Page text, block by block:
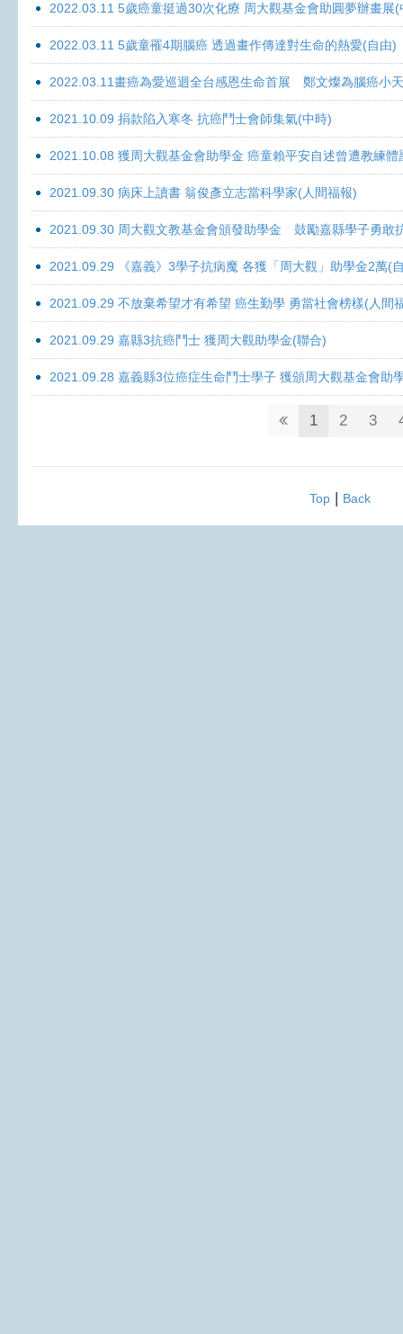
2022.03.11 5歲癌童挺過30次化療 周大觀基金會助圓夢辦畫展
2022.03.11 5歲童罹4期腦癌 透過畫作傳達對生命的熱愛(自由)
2022.03.11畫癌為愛巡迴全台感恩生命首展 鄭文燦為腦癌小
2021.10.09 捐款陷入寒冬 抗癌鬥士會師集氣(中時)
2021.10.08 獲周大觀基金會助學金 癌童賴平安自述曾遭教練體
2021.09.30 病床上讀書 翁俊彥立志當科學家(人間福報)
2021.09.30 周大觀文教基金會頒發助學金 鼓勵嘉縣學子勇敢
2021.09.29 《嘉義》3學子抗病魔 各獲「周大觀」助學金2萬(
2021.09.29 不放棄希望才有希望 癌生勤學 勇當社會榜樣(人間
2021.09.29 嘉縣3抗癌鬥士 獲周大觀助學金(聯合)
2021.09.28 嘉義縣3位癌症生命鬥士學子 獲頒周大觀基金會助
1 2 3
Top| Back